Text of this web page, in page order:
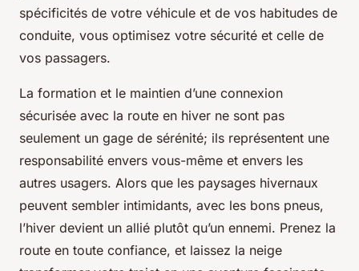
spécificités de votre véhicule et de vos habitudes de
conduite, vous optimisez votre sécurité et celle de
vos passagers.
La formation et le maintien d’une connexion
sécurisée avec la route en hiver ne sont pas
seulement un gage de sérénité; ils représentent une
responsabilité envers vous-même et envers les
autres usagers. Alors que les paysages hivernaux
peuvent sembler intimidants, avec les bons pneus,
l’hiver devient un allié plutôt qu’un ennemi. Prenez la
route en toute confiance, et laissez la neige